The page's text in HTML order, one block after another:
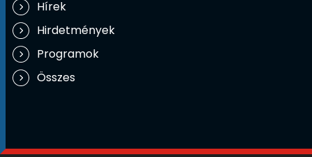
Hírek
Hirdetmények
Programok
Összes